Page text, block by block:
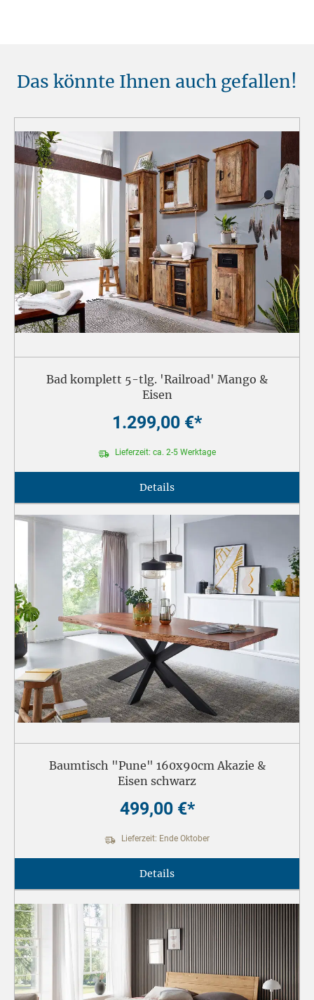
Das könnte Ihnen auch gefallen!
Bad komplett 5-tlg. 'Railroad' Mango &
Eisen
1.299,00 €*
Lieferzeit: ca. 2-5 Werktage
Details
Baumtisch "Pune" 160x90cm Akazie &
Eisen schwarz
499,00 €*
Lieferzeit: Ende Oktober
Details